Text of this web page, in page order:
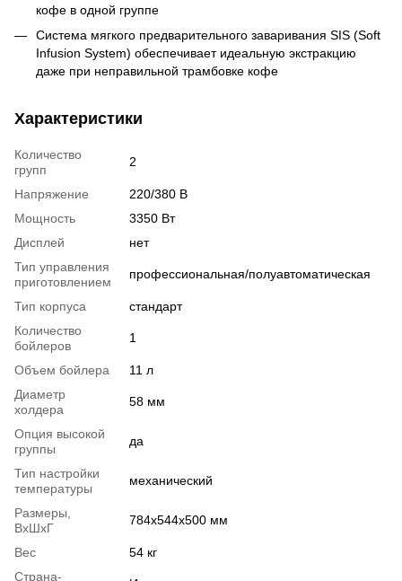
кофе в одной группе
Система мягкого предварительного заваривания SIS (Soft
Infusion System) обеспечивает идеальную экстракцию
даже при неправильной трамбовке кофе
Характеристики
Количество
групп
2
Напряжение
220/380 В
Мощность
3350 Вт
Дисплей
нет
Тип управления
приготовлением
профессиональная/полуавтоматическая
Тип корпуса
стандарт
Количество
бойлеров
1
Объем бойлера
11 л
Диаметр
холдера
58 мм
Опция высокой
группы
да
Тип настройки
температуры
механический
Размеры,
ВхШхГ
784x544x500 мм
Вес
54 кг
Страна-